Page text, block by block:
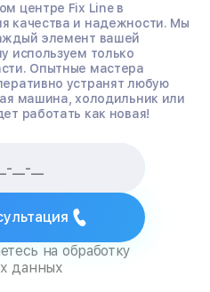
центре Fix Line в
качества и надежности. Мы
элемент вашей
используем только
Опытные мастера
устранят любую
машина, холодильник или
работать как новая!
на обработку
данных